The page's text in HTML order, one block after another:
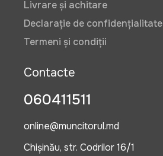
Livrare și achitare
Declarație de confidențialitate
Termeni și condiții
Contacte
060411511
online@muncitorul.md
Chișinău, str. Codrilor 16/1